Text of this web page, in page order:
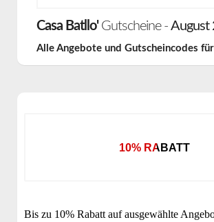
Casa Batllo'Gutscheine - August
Alle Angebote und Gutscheincodes für
10% RABATT
Bis zu 10% Rabatt auf ausgewählte